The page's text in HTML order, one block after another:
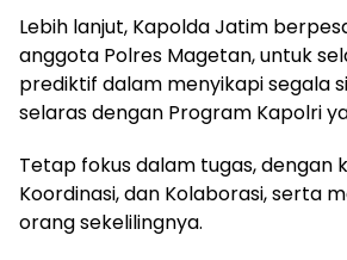
Lebih lanjut, Kapolda Jatim
anggota Polres Magetan, untuk
prediktif dalam menyikapi segala
selaras dengan Program Kapolri
Tetap fokus dalam tugas, dengan
Koordinasi, dan Kolaborasi, serta
orang sekelilingnya.